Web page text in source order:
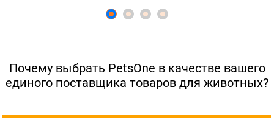
Почему выбрать PetsOne в качестве вашего
единого поставщика товаров для животных?